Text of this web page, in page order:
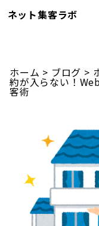
ネット集客ラボ
ホーム > ブログ >
約が入らない！
客術